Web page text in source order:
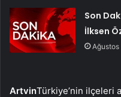
Son
İlksen
ArtvinTürkiye’nin ilçeleri